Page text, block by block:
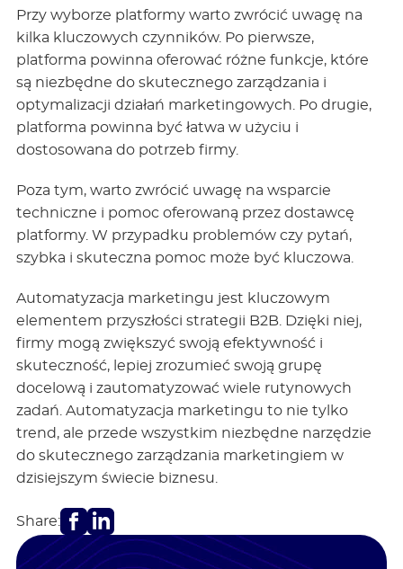
Przy wyborze platformy warto zwrócić uwagę na
kilka kluczowych czynników. Po pierwsze,
platforma powinna oferować różne funkcje, które
są niezbędne do skutecznego zarządzania i
optymalizacji działań marketingowych. Po drugie,
platforma powinna być łatwa w użyciu i
dostosowana do potrzeb firmy.
Poza tym, warto zwrócić uwagę na wsparcie
techniczne i pomoc oferowaną przez dostawcę
platformy. W przypadku problemów czy pytań,
szybka i skuteczna pomoc może być kluczowa.
Automatyzacja marketingu jest kluczowym
elementem przyszłości strategii B2B. Dzięki niej,
firmy mogą zwiększyć swoją efektywność i
skuteczność, lepiej zrozumieć swoją grupę
docelową i zautomatyzować wiele rutynowych
zadań. Automatyzacja marketingu to nie tylko
trend, ale przede wszystkim niezbędne narzędzie
do skutecznego zarządzania marketingiem w
dzisiejszym świecie biznesu.
Share: